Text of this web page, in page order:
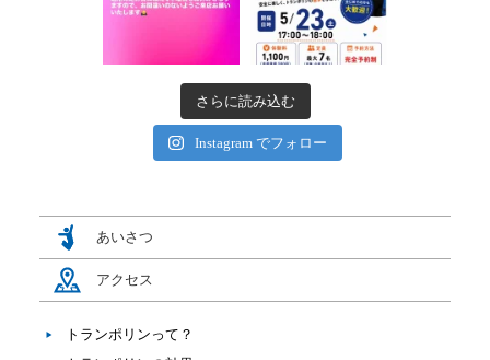
さらに読み込む
Instagram でフォロー
あいさつ
アクセス
トランポリンって？